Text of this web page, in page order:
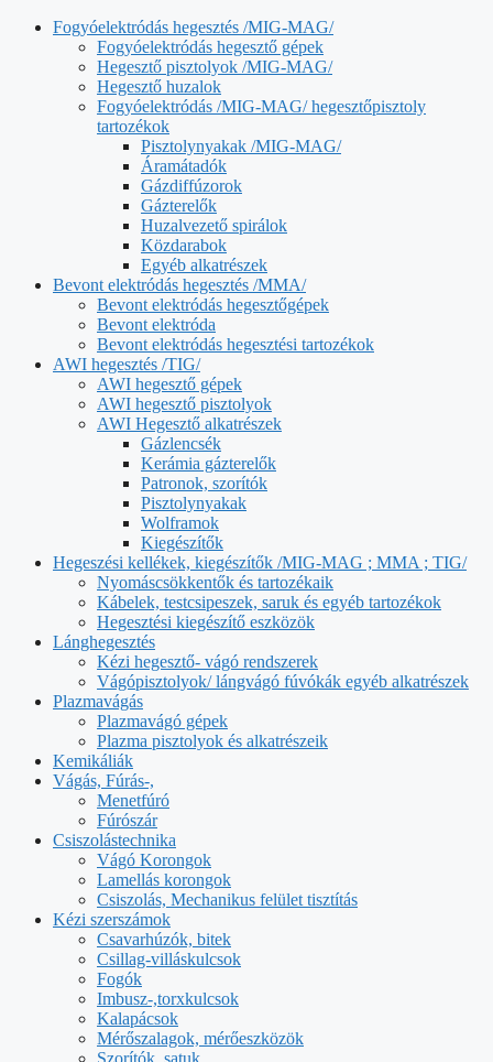
Fogyóelektródás hegesztés /MIG-MAG/
Fogyóelektródás hegesztő gépek
Hegesztő pisztolyok /MIG-MAG/
Hegesztő huzalok
Fogyóelektródás /MIG-MAG/ hegesztőpisztoly
tartozékok
Pisztolynyakak /MIG-MAG/
Áramátadók
Gázdiffúzorok
Gázterelők
Huzalvezető spirálok
Közdarabok
Egyéb alkatrészek
Bevont elektródás hegesztés /MMA/
Bevont elektródás hegesztőgépek
Bevont elektróda
Bevont elektródás hegesztési tartozékok
AWI hegesztés /TIG/
AWI hegesztő gépek
AWI hegesztő pisztolyok
AWI Hegesztő alkatrészek
Gázlencsék
Kerámia gázterelők
Patronok, szorítók
Pisztolynyakak
Wolframok
Kiegészítők
Hegeszési kellékek, kiegészítők /MIG-MAG ; MMA ; TIG/
Nyomáscsökkentők és tartozékaik
Kábelek, testcsipeszek, saruk és egyéb tartozékok
Hegesztési kiegészítő eszközök
Lánghegesztés
Kézi hegesztő- vágó rendszerek
Vágópisztolyok/ lángvágó fúvókák egyéb alkatrészek
Plazmavágás
Plazmavágó gépek
Plazma pisztolyok és alkatrészeik
Kemikáliák
Vágás, Fúrás-,
Menetfúró
Fúrószár
Csiszolástechnika
Vágó Korongok
Lamellás korongok
Csiszolás, Mechanikus felület tisztítás
Kézi szerszámok
Csavarhúzók, bitek
Csillag-villáskulcsok
Fogók
Imbusz-,torxkulcsok
Kalapácsok
Mérőszalagok, mérőeszközök
Szorítók, satuk